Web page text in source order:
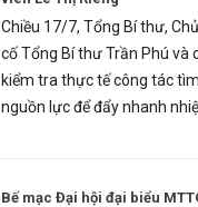
Chiều 17/7, Tổng Bí thư,
cố Tổng Bí thư Trần Phú và
kiểm tra thực tế công tác
nguồn lực để đẩy nhanh
Bế mạc Đại hội đại biểu